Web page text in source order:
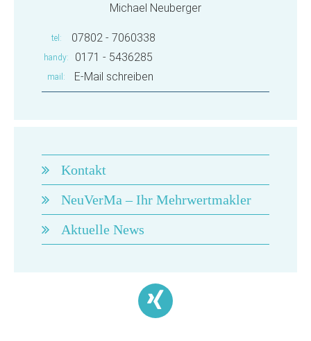
Michael Neuberger
tel 07802 - 7060338
handy 0171 - 5436285
mail E-Mail schreiben
Kontakt
NeuVerMa – Ihr Mehrwertmakler
Aktuelle News